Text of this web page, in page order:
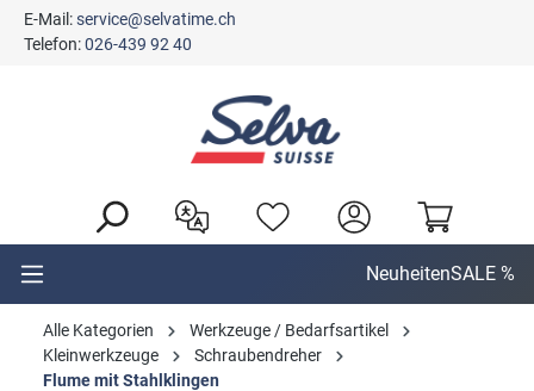
springen
E-Mail:service@selvatime.ch
Telefon:026-439 92 40
NeuheitenSALE %
Alle Kategorien
Werkzeuge / Bedarfsartikel
Kleinwerkzeuge
Schraubendreher
Flume mit Stahlklingen